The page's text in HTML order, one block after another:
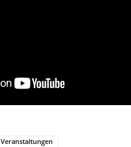
Veranstaltungen